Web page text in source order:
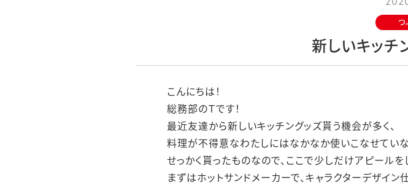
つ
新しいキッチ
こんにちは！
総務部のＴです！
最近友達から新しいキッチングッズ貰う機会が多く、
料理が不得意なわたしにはなかなか使いこなせていな
せっかく貰ったものなので、ここで少しだけアピールを
まずはホットサンドメーカーで、キャラクターデザイ